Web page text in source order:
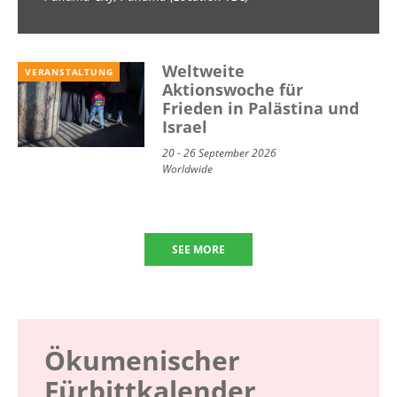
VERANSTALTUNG
Weltweite
Aktionswoche für
Frieden in Palästina und
Israel
20 - 26 September 2026
Worldwide
SEE MORE
Ökumenischer